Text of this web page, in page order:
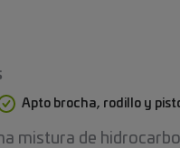
Apto brocha, rodillo y
mistura de